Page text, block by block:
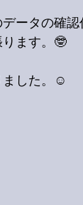
ータの確
ます。🤓
ました。☺️